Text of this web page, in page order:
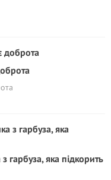
гарбуза, яка підкорить